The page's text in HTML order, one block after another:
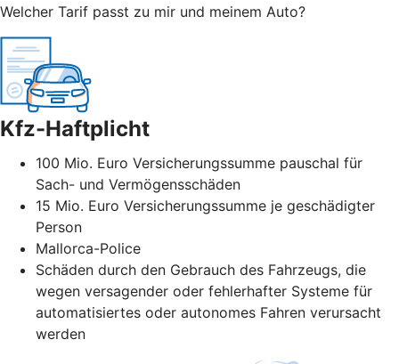
Welcher Tarif passt zu mir und meinem Auto?
Kfz-Haftplicht
100 Mio. Euro Versicherungssumme pauschal für
Sach- und Vermögensschäden
15 Mio. Euro Versicherungssumme je geschädigter
Person
Mallorca-Police
Schäden durch den Gebrauch des Fahrzeugs, die
wegen versagender oder fehlerhafter Systeme für
automatisiertes oder autonomes Fahren verursacht
werden